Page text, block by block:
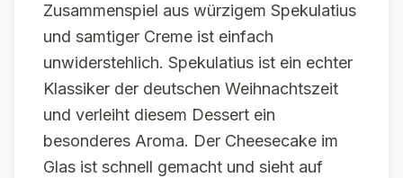
Zusammenspiel aus würzigem Spekulatius
und samtiger Creme ist einfach
unwiderstehlich. Spekulatius ist ein echter
Klassiker der deutschen Weihnachtszeit
und verleiht diesem Dessert ein
besonderes Aroma. Der Cheesecake im
Glas ist schnell gemacht und sieht auf